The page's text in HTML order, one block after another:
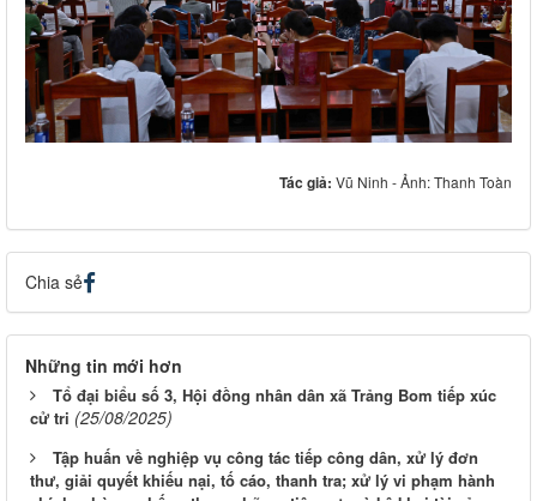
Tác giả: Vũ Ninh - Ảnh: Thanh Toàn
Chia sẻ
Những tin mới hơn
Tổ đại biểu số 3, Hội đồng nhân dân xã Trảng Bom tiếp xúc
cử tri (25/08/2025)
Tập huấn về nghiệp vụ công tác tiếp công dân, xử lý đơn
thư, giải quyết khiếu nại, tố cáo, thanh tra; xử lý vi phạm hành